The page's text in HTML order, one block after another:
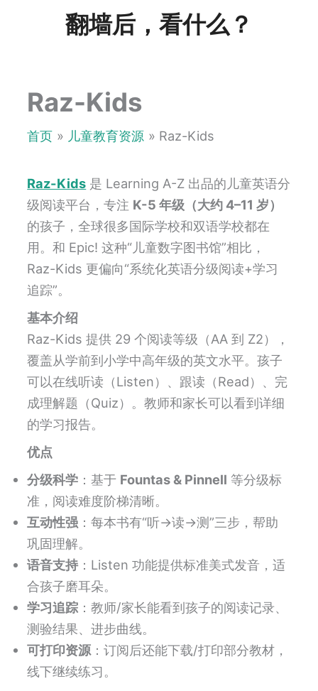
翻墙后，看什么？
Raz-Kids
首页 儿童教育资源 Raz-Kids
Raz-Kids 是 Learning A-Z 出品的儿童英语分
级阅读平台，专注 K-5 年级（大约 4–11 岁）
的孩子，全球很多国际学校和双语学校都在
用。和 Epic! 这种“儿童数字图书馆”相比，
Raz-Kids 更偏向“系统化英语分级阅读+学习
追踪”。
基本介绍
Raz-Kids 提供 29 个阅读等级（AA 到 Z2），
覆盖从学前到小学中高年级的英文水平。孩子
可以在线听读（Listen）、跟读（Read）、完
成理解题（Quiz）。教师和家长可以看到详细
的学习报告。
优点
分级科学 ：基于 Fountas & Pinnell 等分级标
准，阅读难度阶梯清晰。
互动性强 ：每本书有“听→读→测”三步，帮助
巩固理解。
语音支持：Listen 功能提供标准美式发音，适
合孩子磨耳朵。
学习追踪 ：教师/家长能看到孩子的阅读记录、
测验结果、进步曲线。
可打印资源 ：订阅后还能下载/打印部分教材，
线下继续练习。